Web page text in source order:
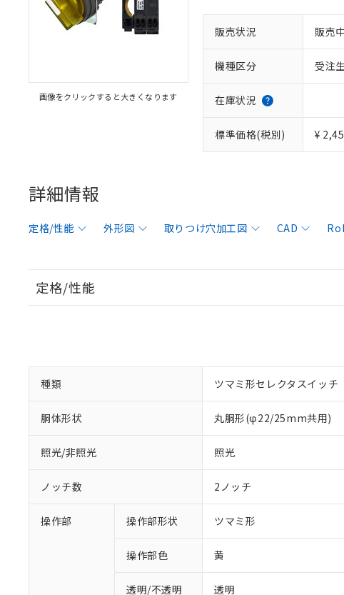
画像をクリックすると大きくなります
販売状況 販売
機種区分 受注
在庫状況
標準価格(税別) ¥
詳細情報
定格/性能 外形図 取りつけ穴加工図 CAD
定格/性能
種類 ツマミ形セレクタスイッチ
胴体形状 丸胴形(φ22/25mm共用)
照光/非照光 照光
ノッチ数 2ノッチ
操作部 操作部形状 ツマミ形
操作部色 黄
透明/不透明 透明